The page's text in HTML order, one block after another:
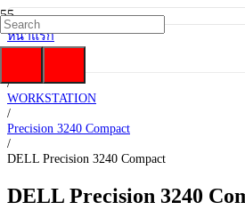
หน้าแรก
/
/
WORKSTATION
/
Precision 3240 Compact
/
DELL Precision 3240 Compact
DELL Precision 3240